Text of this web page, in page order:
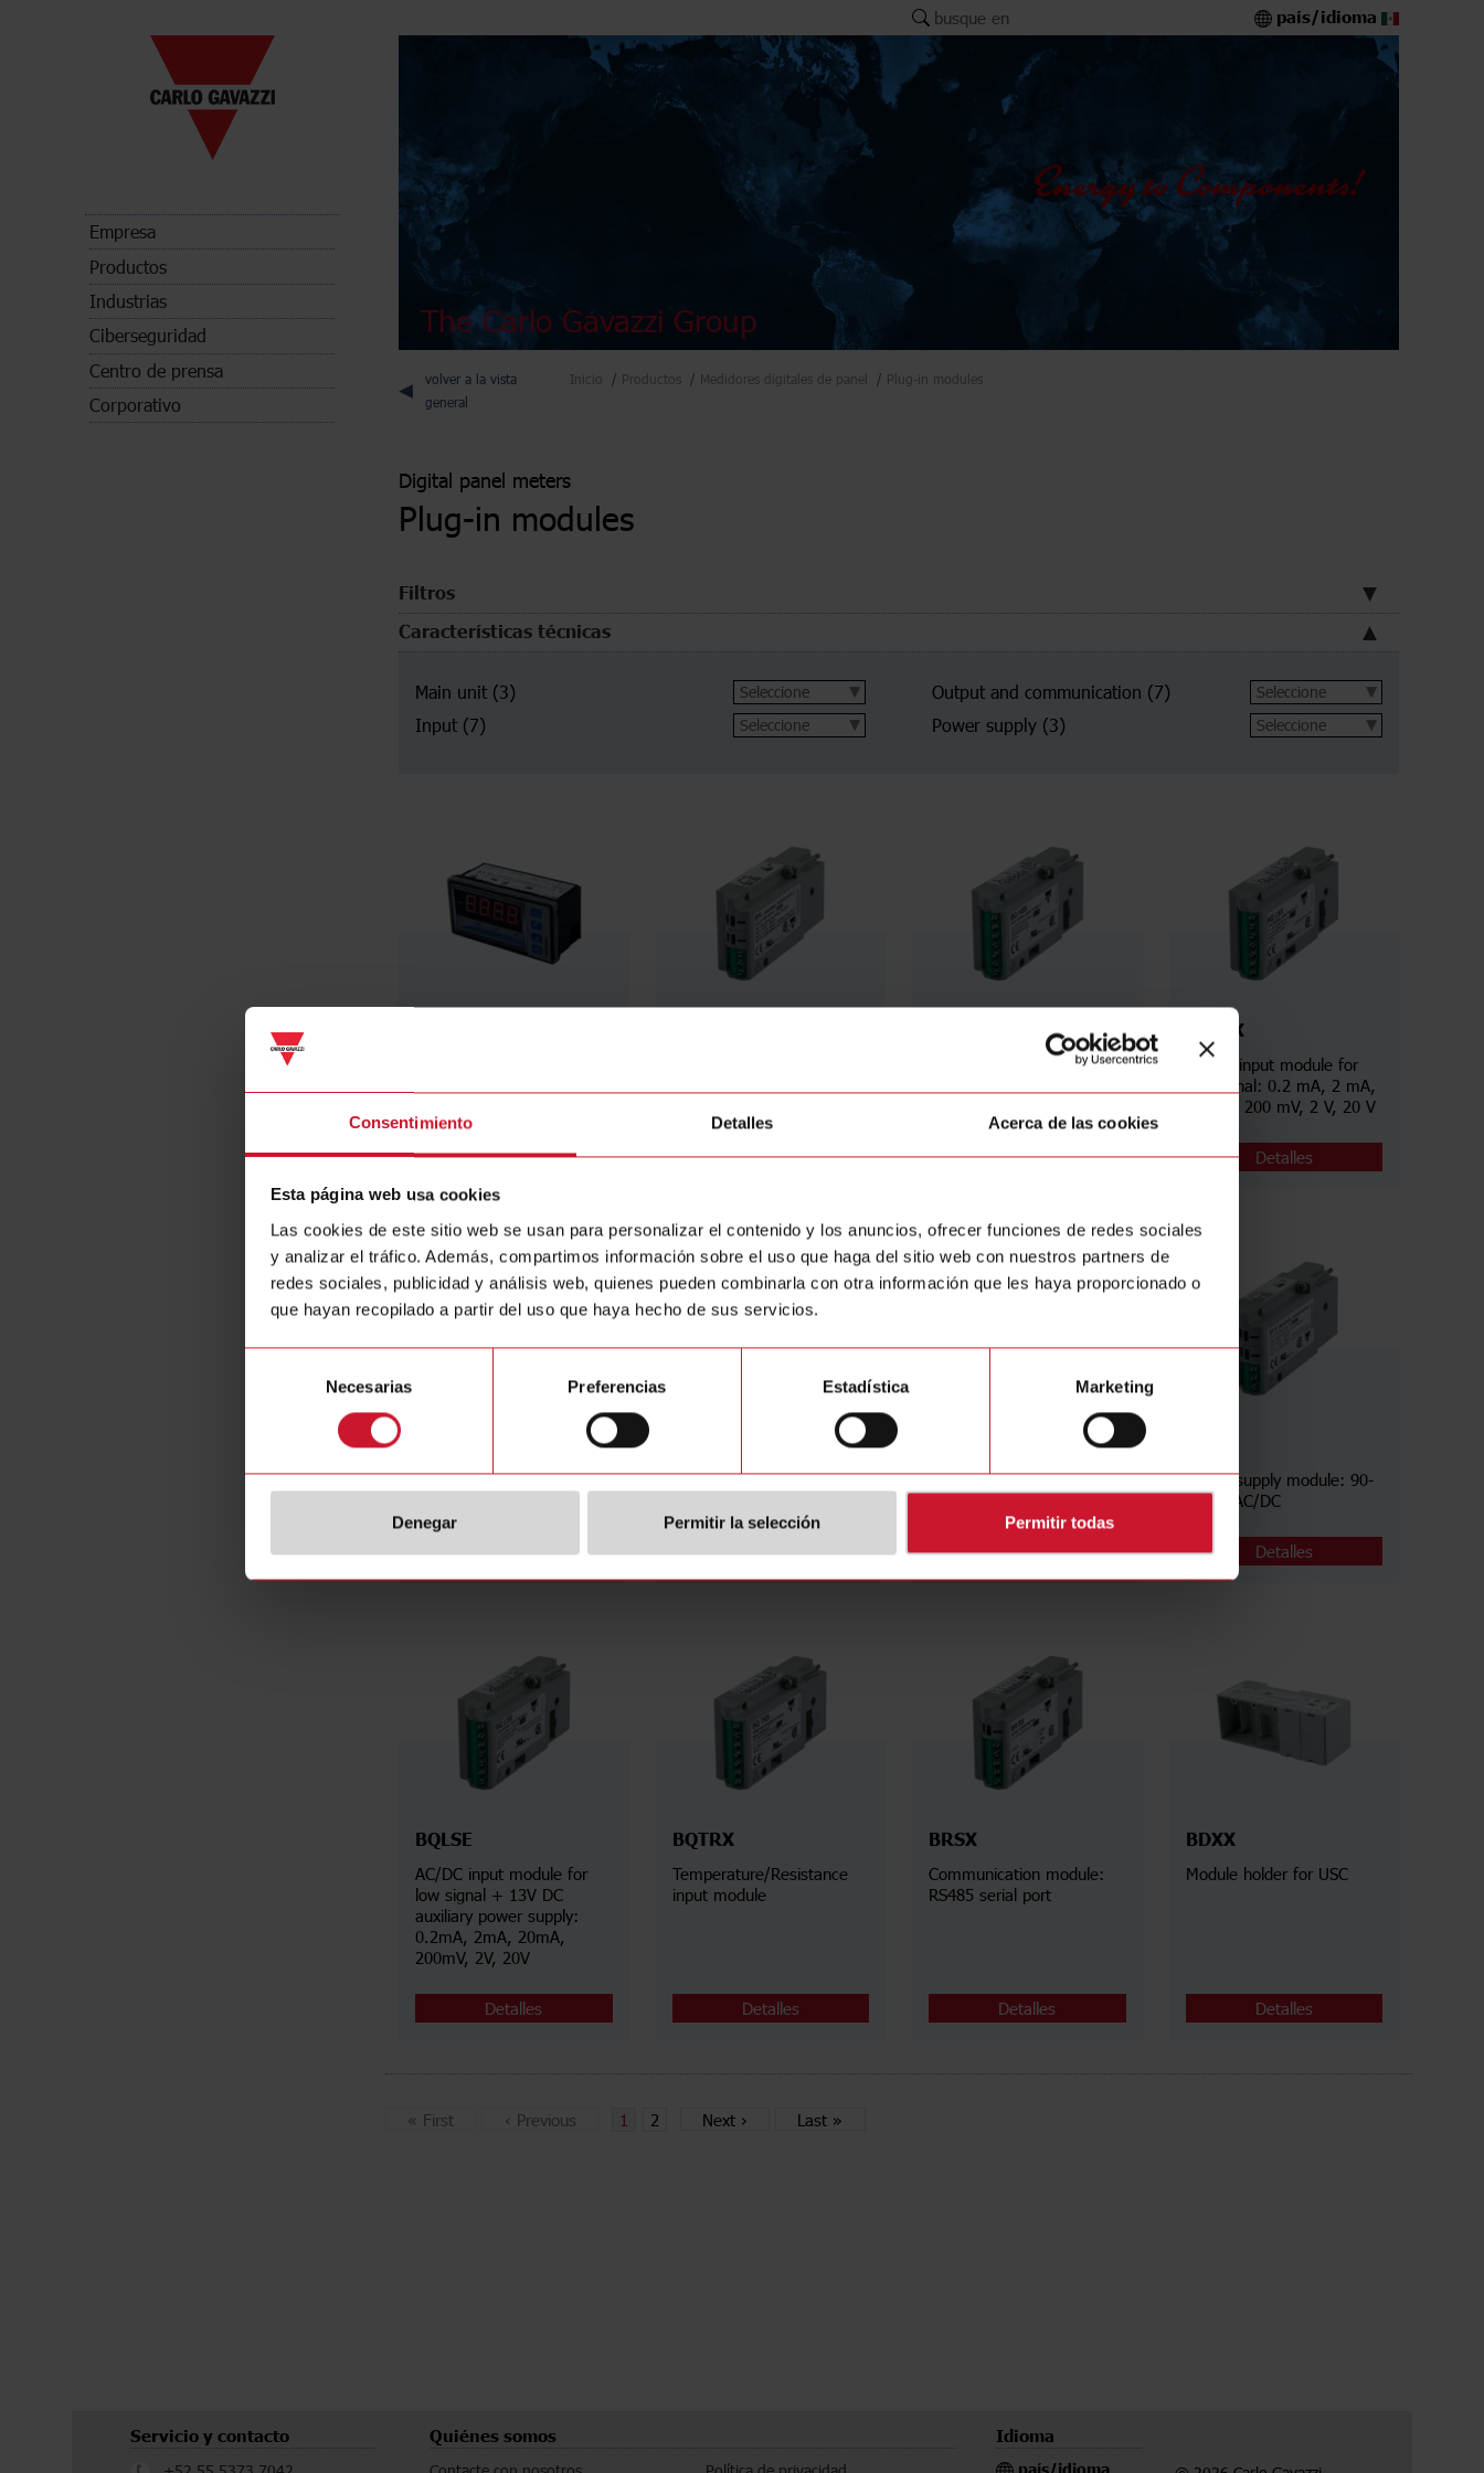
Consentimiento Detalles Acerca de las cookies
Esta página web usa cookies
Las cookies de este sitio web se usan para personalizar el contenido y los anuncios, ofrecer funciones de redes sociales
y analizar el tráfico. Además, compartimos información sobre el uso que haga del sitio web con nuestros partners de
redes sociales, publicidad y análisis web, quienes pueden combinarla con otra información que les haya proporcionado o
que hayan recopilado a partir del uso que haya hecho de sus servicios.
consentimiento
Necesarias Preferencias Estadística Marketing
Denegar Permitir la selección Permitir todas
Empresa
Productos
Industrias
Ciberseguridad
Centro de prensa
Corporativo
busque en país/idioma
The Carlo Gavazzi Group
volver a la vista
general
Inicio Productos Medidores digitales de panel Plug-in modules
Digital panel meters
Plug-in modules
Filtros
Características técnicas
Main unit (3)
Input (7)
Output and communication (7)
Power supply (3)
Detalles Detalles
AC/DC input module for
Detalles
BQLSX
AC/DC input module for
low signal: 0.2 mA, 2 mA,
20 mA, 200 mV, 2 V, 20 V
Detalles
4-digit display for UDM40
Detalles
Analogue output module:
Detalles
Output module: 2 relays
Detalles
Power supply module: 90-
260 V AC/DC
Detalles
BQLSE
AC/DC input module for
low signal + 13V DC
auxiliary power supply:
0.2mA, 2mA, 20mA,
200mV, 2V, 20V
Detalles
BQTRX
Temperature/Resistance
input module
Detalles
BRSX
Communication module:
RS485 serial port
Detalles
BDXX
Module holder for USC
Detalles
« First ‹ Previous 1 2 Next › Last »
Servicio y contacto Quiénes somos Idioma